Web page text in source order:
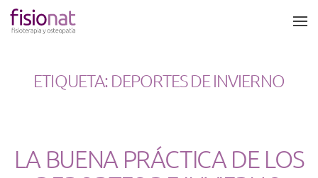
ETIQUETA: DEPORTES DE INVIERNO
LA BUENA PRÁCTICA DE LOS